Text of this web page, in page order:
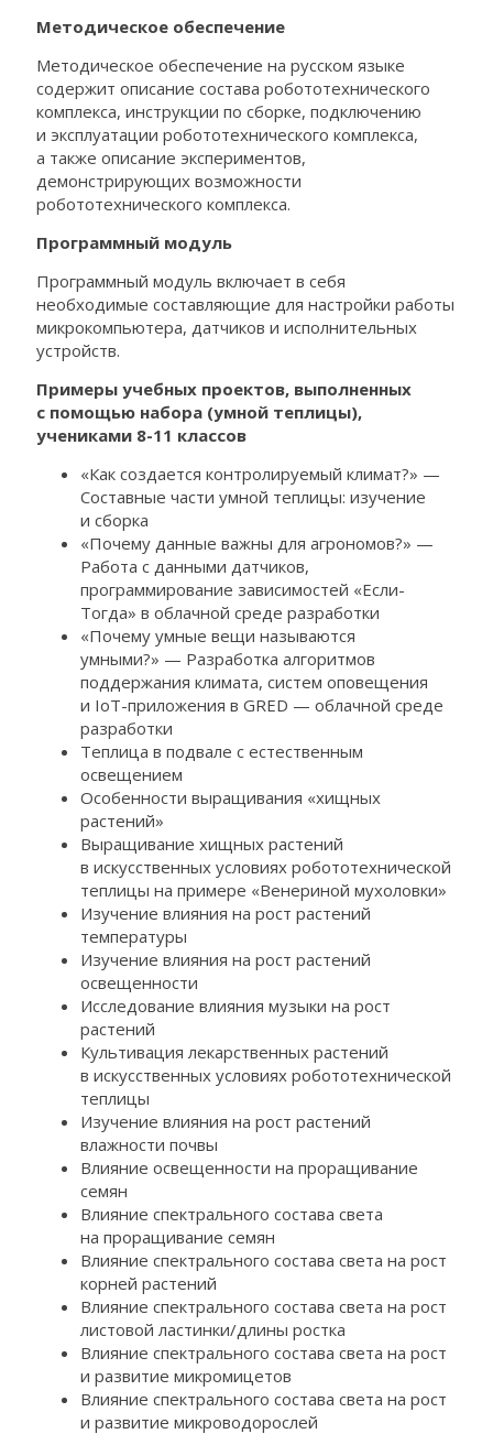
Методическое обеспечение
Методическое обеспечение на русском языке
содержит описание состава робототехнического
комплекса, инструкции по сборке, подключению
и эксплуатации робототехнического комплекса,
а также описание экспериментов,
демонстрирующих возможности
робототехнического комплекса.
Программный модуль
Программный модуль включает в себя
необходимые составляющие для настройки работы
микрокомпьютера, датчиков и исполнительных
устройств.
Примеры учебных проектов, выполненных
с помощью набора (умной теплицы),
учениками 8-11 классов
«Как создается контролируемый климат?» —
Составные части умной теплицы: изучение
и сборка
«Почему данные важны для агрономов?» —
Работа с данными датчиков,
программирование зависимостей «Если-
Тогда» в облачной среде разработки
«Почему умные вещи называются
умными?» — Разработка алгоритмов
поддержания климата, систем оповещения
и IoT-приложения в GRED — облачной среде
разработки
Теплица в подвале с естественным
освещением
Особенности выращивания «хищных
растений»
Выращивание хищных растений
в искусственных условиях робототехнической
теплицы на примере «Венериной мухоловки»
Изучение влияния на рост растений
температуры
Изучение влияния на рост растений
освещенности
Исследование влияния музыки на рост
растений
Культивация лекарственных растений
в искусственных условиях робототехнической
теплицы
Изучение влияния на рост растений
влажности почвы
Влияние освещенности на проращивание
семян
Влияние спектрального состава света
на проращивание семян
Влияние спектрального состава света на рост
корней растений
Влияние спектрального состава света на рост
листовой ластинки/длины ростка
Влияние спектрального состава света на рост
и развитие микромицетов
Влияние спектрального состава света на рост
и развитие микроводорослей